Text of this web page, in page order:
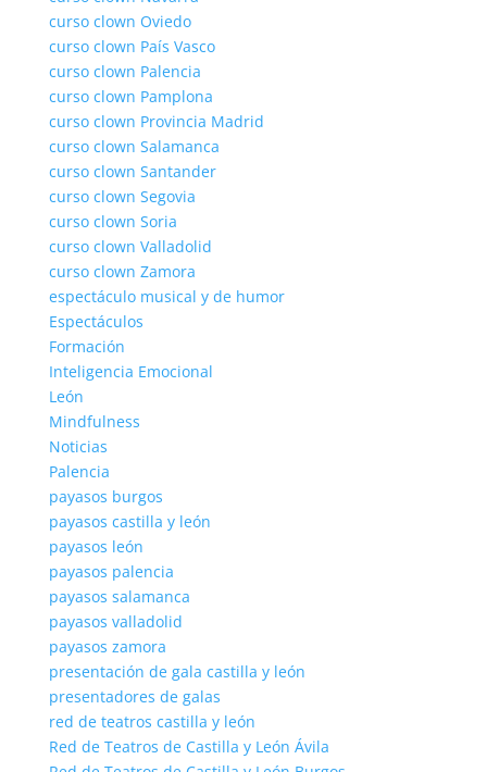
curso clown Oviedo
curso clown País Vasco
curso clown Palencia
curso clown Pamplona
curso clown Provincia Madrid
curso clown Salamanca
curso clown Santander
curso clown Segovia
curso clown Soria
curso clown Valladolid
curso clown Zamora
espectáculo musical y de humor
Espectáculos
Formación
Inteligencia Emocional
León
Mindfulness
Noticias
Palencia
payasos burgos
payasos castilla y león
payasos león
payasos palencia
payasos salamanca
payasos valladolid
payasos zamora
presentación de gala castilla y león
presentadores de galas
red de teatros castilla y león
Red de Teatros de Castilla y León Ávila